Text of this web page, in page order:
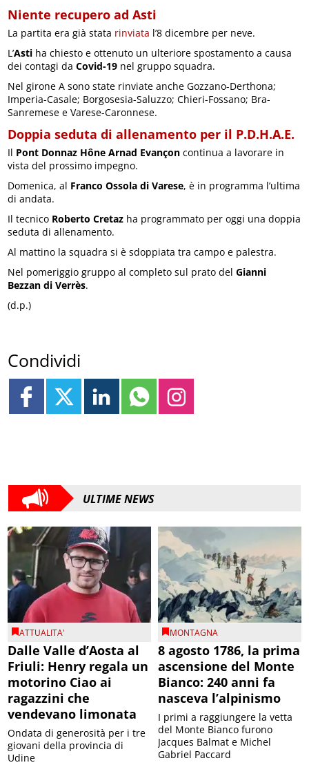
Niente recupero ad Asti
La partita era già stata rinviata l’8 dicembre per neve.
L’Asti ha chiesto e ottenuto un ulteriore spostamento a causa
dei contagi daCovid-19 nel gruppo squadra.
Nel girone A sono state rinviate anche Gozzano-Derthona;
Imperia-Casale; Borgosesia-Saluzzo; Chieri-Fossano; Bra-
Sanremese e Varese-Caronnese.
Doppia seduta di allenamento per il P.D.H.A.E.
Il Pont Donnaz Hône Arnad Evançon continua a lavorare in
vista del prossimo impegno.
Domenica, al Franco Ossola di Varese, è in programma l’ultima
di andata.
Il tecnico Roberto Cretaz ha programmato per oggi una doppia
seduta di allenamento.
Al mattino la squadra si è sdoppiata tra campo e palestra.
Nel pomeriggio gruppo al completo sul prato delGianni
Bezzan di Verrès.
(d.p.)
Condividi
ULTIME NEWS
ATTUALITA'
Dalle Valle d’Aosta al
Friuli: Henry regala un
motorino Ciao ai
ragazzini che
vendevano limonata
Ondata di generosità per i tre
giovani della provincia di
Udine
MONTAGNA
8 agosto 1786, la prima
ascensione del Monte
Bianco: 240 anni fa
nasceva l’alpinismo
I primi a raggiungere la vetta
del Monte Bianco furono
Jacques Balmat e Michel
Gabriel Paccard